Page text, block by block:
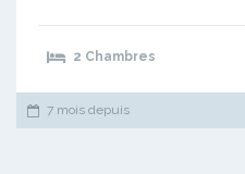
2 Chambres
7 mois depuis